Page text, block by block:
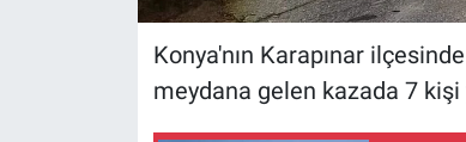
Konya'nın Karapınar
meydana gelen kazada 7 kişi